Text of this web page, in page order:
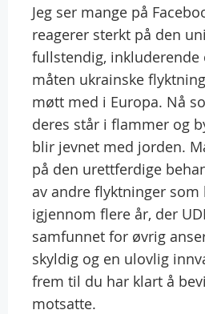
Jeg ser mange på
reagerer sterkt på den
fullstendig, inkluderende
måten ukrainske
møtt med i Europa. Nå
deres står i flammer og
blir jevnet med jorden.
på den urettferdige
av andre flyktninger som
igjennom flere år, der
samfunnet for øvrig
skyldig og en ulovlig
frem til du har klart å
motsatte.